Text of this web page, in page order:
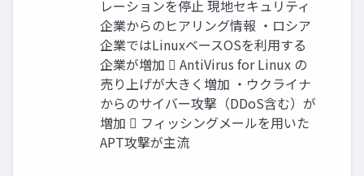
レーションを停止 現地セキュリティ
企業からのヒアリング情報 ・ロシア
企業ではLinuxベースOSを利用する
企業が増加  AntiVirus for Linux の
売り上げが大きく増加 ・ウクライナ
からのサイバー攻撃（DDoS含む）が
増加  フィッシングメールを用いた
APT攻撃が主流